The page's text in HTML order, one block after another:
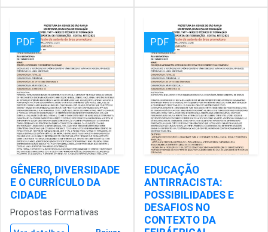
PDF
GÊNERO, DIVERSIDADE
E O CURRÍCULO DA
CIDADE
Propostas Formativas
PDF
EDUCAÇÃO
ANTIRRACISTA:
POSSIBILIDADES E
DESAFIOS NO
CONTEXTO DA